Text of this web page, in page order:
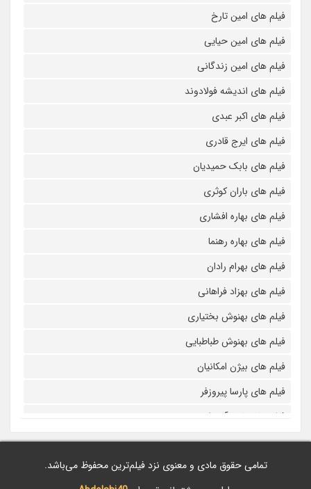
فیلم های امین تارخ
فیلم های امین حیایی
فیلم های امین زندگانی
فیلم های اندیشه فولادوند
فیلم های اکبر عبدی
فیلم های ایرج قادری
فیلم های بابک حمیدیان
فیلم های باران کوثری
فیلم های بهاره افشاری
فیلم های بهاره رهنما
فیلم های بهرام رادان
فیلم های بهزاد فراهانی
فیلم های بهنوش بختیاری
فیلم های بهنوش طباطبایی
فیلم های بیژن امکانیان
فیلم های پارسا پیروزفر
فیلم های پانته آ بهرام
فیلم های پولاد کیمیایی
فیلم های پویا امینی
تمامی حقوق مادی و معنوی نزد فیلم‌ترین محفوظ می‌باشد.